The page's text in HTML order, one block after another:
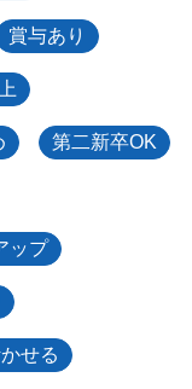
賞与あり
第二新卒OK
ップ
せる